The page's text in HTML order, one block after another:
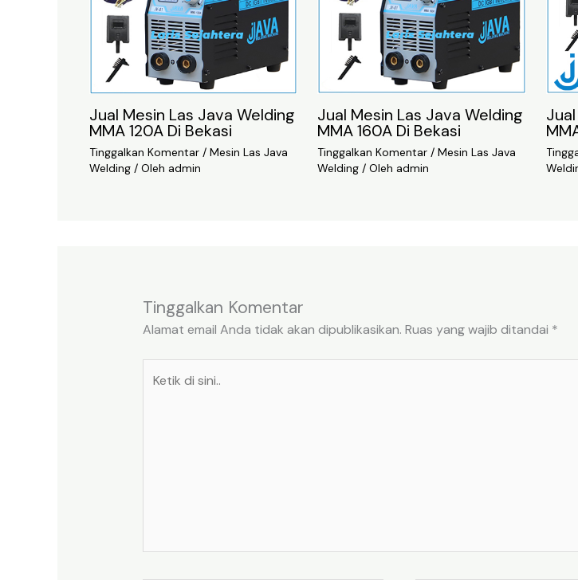
Jual Mesin Las Java Welding
MMA 120A Di Bekasi
Tinggalkan Komentar / Mesin Las Java
Welding / Oleh admin
Jual Mesin Las Java Welding
MMA 160A Di Bekasi
Tinggalkan Komentar /Mesin Las Java
Welding / Olehadmin
Tinggalkan Komentar
Alamat email Anda tidak akan dipublikasikan. Ruas yang wajib ditandai *